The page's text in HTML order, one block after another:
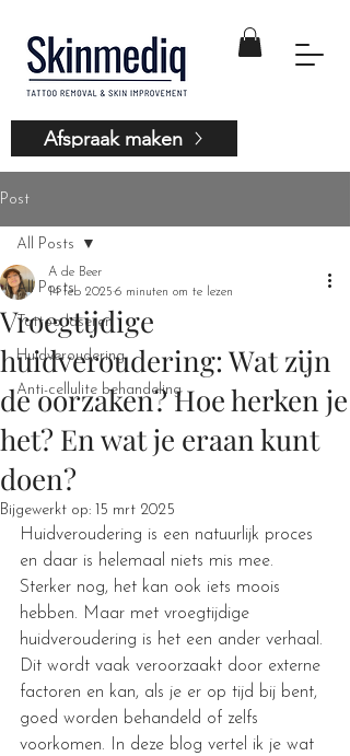
Afspraak maken
Post
All Posts
Tattoo laseren
Huidveroudering
Anti-cellulite behandeling
All Posts
Vroegtijdige
huidveroudering: Wat zijn
de oorzaken? Hoe herken je
het? En wat je eraan kunt
doen?
A de Beer
14 feb 2025 6 minuten om te lezen
Bijgewerkt op: 15 mrt 2025
Huidveroudering is een natuurlijk proces
en daar is helemaal niets mis mee.
Sterker nog, het kan ook iets moois
hebben. Maar met vroegtijdige
huidveroudering is het een ander verhaal.
Dit wordt vaak veroorzaakt door externe
factoren en kan, als je er op tijd bij bent,
goed worden behandeld of zelfs
voorkomen. In deze blog vertel ik je wat